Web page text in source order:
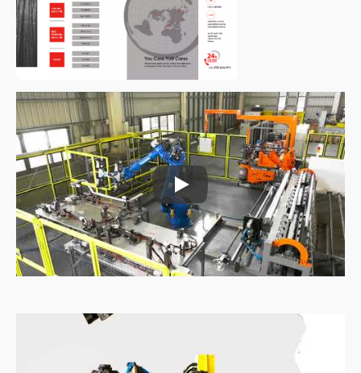
Célula de Trabalho de Dobra